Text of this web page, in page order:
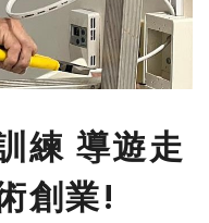
練 導遊走
創業!